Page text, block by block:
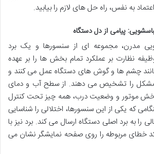
به نفس، راه حل های لازم را بیابید.
پیامی از دل دستگاه
مدرن، مجموعه ای از سنسورها و یک برد
نظارت بر عملکرد تمام بخش ها را بر عهده
چشم ها و گوش های دستگاه عمل می کنند و
مشکل را تشخیص می دهند. از سطح آب و دمای
موتور و وضعیت درب، همه چیز تحت کنترل
که یکی از این سنسورها، اختلالی را شناسایی
را به برد اصلی دستگاه ارسال می کند. برد نیز با
خطای مربوطه را روی صفحه نمایشگر نشان می